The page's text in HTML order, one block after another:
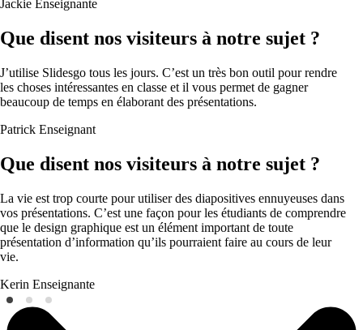
Jackie Enseignante
Que disent nos visiteurs à notre sujet ?
J’utilise Slidesgo tous les jours. C’est un très bon outil pour rendre
les choses intéressantes en classe et il vous permet de gagner
beaucoup de temps en élaborant des présentations.
Patrick Enseignant
Que disent nos visiteurs à notre sujet ?
La vie est trop courte pour utiliser des diapositives ennuyeuses dans
vos présentations. C’est une façon pour les étudiants de comprendre
que le design graphique est un élément important de toute
présentation d’information qu’ils pourraient faire au cours de leur
vie.
Kerin Enseignante